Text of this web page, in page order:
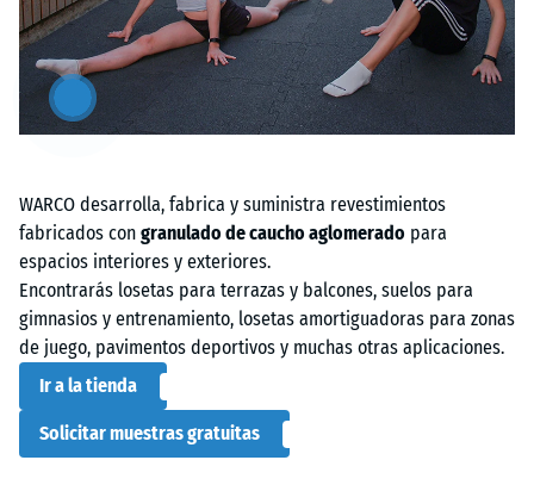
Artikel
anzeigen
WARCO desarrolla, fabrica y suministra revestimientos
fabricados con granulado de caucho aglomerado para
espacios interiores y exteriores.
Encontrarás losetas para terrazas y balcones, suelos para
gimnasios y entrenamiento, losetas amortiguadoras para zonas
de juego, pavimentos deportivos y muchas otras aplicaciones.
Ir a la tienda
Solicitar muestras gratuitas